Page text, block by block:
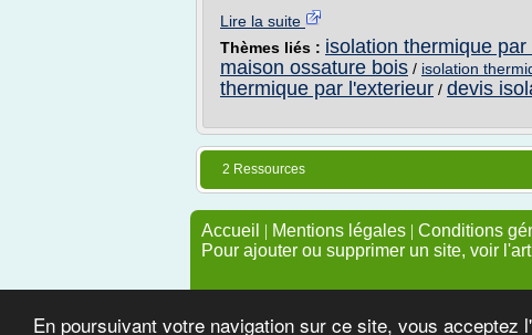
En poursuivant votre navigation sur ce site, vous
Lire la suite
Thèmes liés : isolation thermique
maison ossature bois / isolation
thermique par l'exterieur / devis
2 Ressources
Accueil | Mentions légales | Conditions
Pour ajouter ou supprimer un site, voir